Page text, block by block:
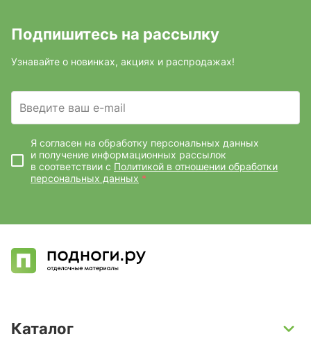
Подпишитесь на рассылку
Узнавайте о новинках, акциях и распродажах!
Введите ваш e-mail
Я согласен на обработку персональных данных
и получение информационных рассылок
в соответствии с Политикой в отношении обработки
персональных данных *
Каталог